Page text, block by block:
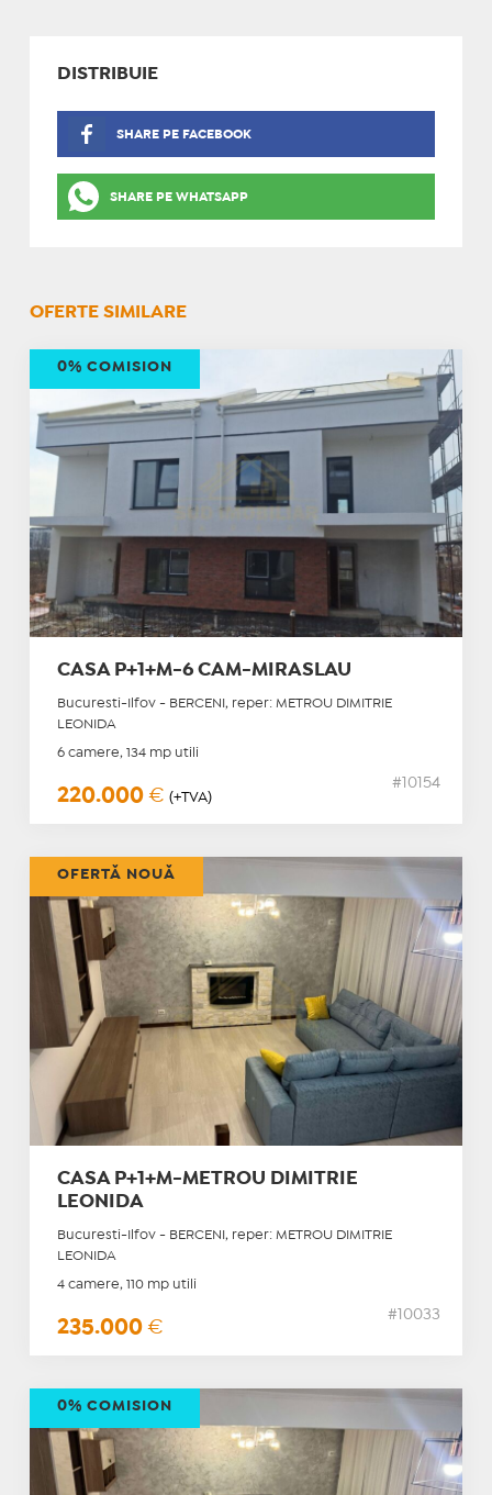
DISTRIBUIE
SHARE PE FACEBOOK
SHARE PE WHATSAPP
OFERTE SIMILARE
CASA P+1+M-6 CAM-MIRASLAU
Bucuresti-Ilfov - BERCENI, reper: METROU DIMITRIE
LEONIDA
6 camere, 134 mp utili
220.000 € (+TVA)
#10154
0% COMISION
CASA P+1+M-METROU DIMITRIE
LEONIDA
Bucuresti-Ilfov - BERCENI, reper: METROU DIMITRIE
LEONIDA
4 camere, 110 mp utili
235.000 €
#10033
OFERTĂ NOUĂ
0% COMISION